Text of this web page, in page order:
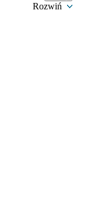
Rozwiń